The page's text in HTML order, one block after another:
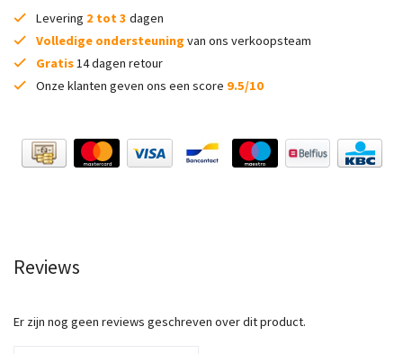
Levering 2 tot 3 dagen
Volledige ondersteuning van ons verkoopsteam
Gratis14 dagen retour
Onze klanten geven ons een score 9.5/10
Reviews
Er zijn nog geen reviews geschreven over dit product.